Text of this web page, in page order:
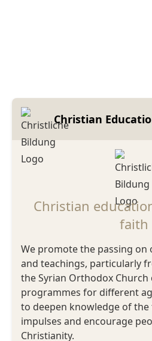
Christian
Christian
faith
We promote the passing on
and teachings, particularly
the Syrian Orthodox
programmes for different
to deepen knowledge of
impulses and encourage
Christianity.